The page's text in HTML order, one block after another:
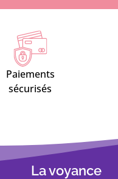
Paiements
sécurisés
La voyance